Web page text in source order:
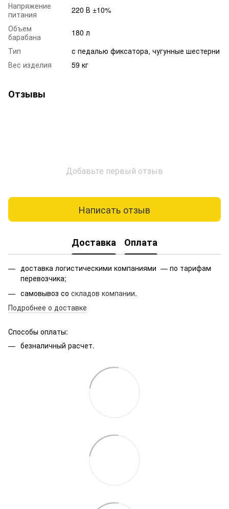
Напряжение
питания
220 В ±10%
Объем
барабана
180 л
Тип
с педалью фиксатора, чугунные шестерни
Вес изделия
59 кг
Отзывы
Добавьте первый отзыв
Написать отзыв
Доставка Оплата
доставка логистическими компаниями — по тарифам
перевозчика;
самовывоз со складов компании.
Подробнее о доставке
Способы оплаты:
безналичный расчет.